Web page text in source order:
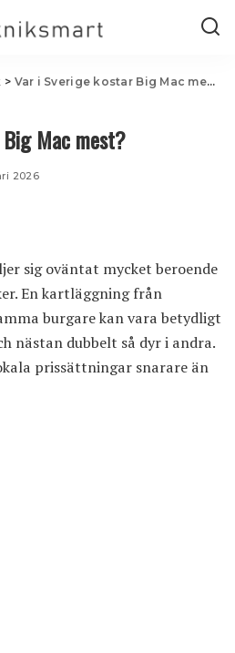
> Var i Sverige kostar Big Mac mest?
Mac mest?
2026
sig oväntat mycket beroende
En kartläggning från
burgare kan vara betydligt
nästan dubbelt så dyr i andra.
prissättningar snarare än